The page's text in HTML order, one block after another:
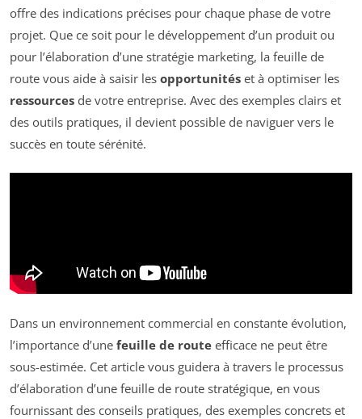
offre des indications précises pour chaque phase de votre
projet. Que ce soit pour le développement d’un produit ou
pour l’élaboration d’une stratégie marketing, la feuille de
route vous aide à saisir les opportunités et à optimiser les
ressources de votre entreprise. Avec des exemples clairs et
des outils pratiques, il devient possible de naviguer vers le
succès en toute sérénité.
Dans un environnement commercial en constante évolution,
l’importance d’une feuille de route efficace ne peut être
sous-estimée. Cet article vous guidera à travers le processus
d’élaboration d’une feuille de route stratégique, en vous
fournissant des conseils pratiques, des exemples concrets et